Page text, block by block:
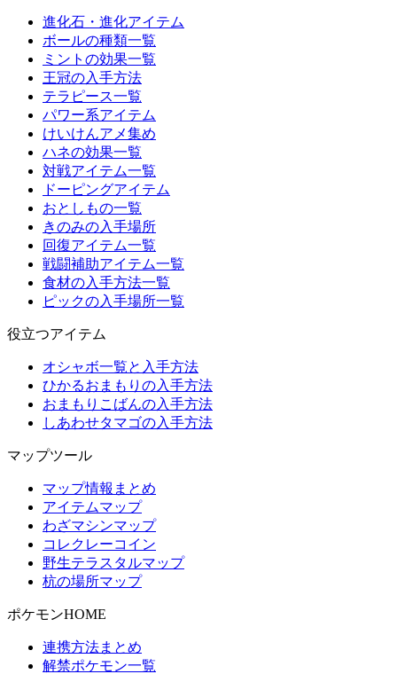
進化石・進化アイテム
ボールの種類一覧
ミントの効果一覧
王冠の入手方法
テラピース一覧
パワー系アイテム
けいけんアメ集め
ハネの効果一覧
対戦アイテム一覧
ドーピングアイテム
おとしもの一覧
きのみの入手場所
回復アイテム一覧
戦闘補助アイテム一覧
食材の入手方法一覧
ピックの入手場所一覧
役立つアイテム
オシャボ一覧と入手方法
ひかるおまもりの入手方法
おまもりこばんの入手方法
しあわせタマゴの入手方法
マップツール
マップ情報まとめ
アイテムマップ
わざマシンマップ
コレクレーコイン
野生テラスタルマップ
杭の場所マップ
ポケモンHOME
連携方法まとめ
解禁ポケモン一覧